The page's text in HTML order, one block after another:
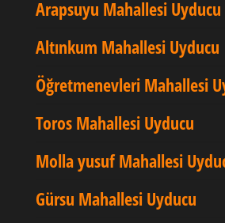
Arapsuyu Mahallesi Uyducu
Altınkum Mahallesi Uyducu
Öğretmenevleri Mahallesi
Toros Mahallesi Uyducu
Molla yusuf Mahallesi
Gürsu Mahallesi Uyducu